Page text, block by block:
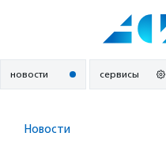
новости сервисы
Новости